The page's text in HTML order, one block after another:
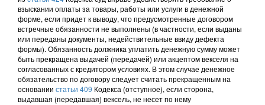
взыскании оплаты за товары, работы или услуги в денежной
форме, если придет к выводу, что предусмотренные договором
встречные обязанности не выполнены (в частности, если выданы
или переданы документы, недействительные ввиду дефекта
формы). Обязанность должника уплатить денежную сумму может
быть прекращена выдачей (передачей) или акцептом векселя на
согласованных с кредитором условиях. В этом случае денежное
обязательство по договору следует считать прекращенным на
основании статьи 409 Кодекса (отступное), если сторона,
выдавшая (передавшая) вексель, не несет по нему